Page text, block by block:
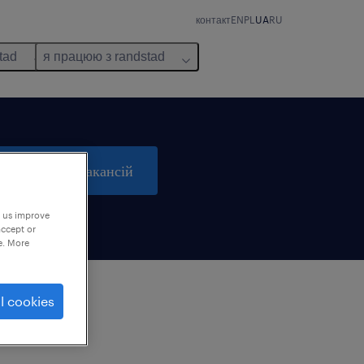
контактENPL UARU
я працюю з randstad
пошук 0 вакансій
improve
or
More
cookies